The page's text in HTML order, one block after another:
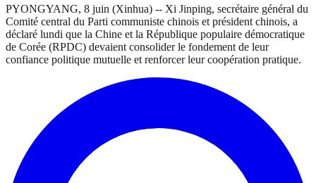
PYONGYANG, 8 juin (Xinhua) -- Xi Jinping, secrétaire général du
Comité central du Parti communiste chinois et président chinois, a
déclaré lundi que la Chine et la République populaire démocratique
de Corée (RPDC) devaient consolider le fondement de leur
confiance politique mutuelle et renforcer leur coopération pratique.